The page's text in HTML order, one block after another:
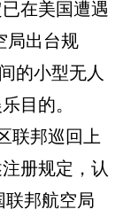
在美国遭遇
局出台规
的小型无人
目的。
邦巡回上
册规定，认
邦航空局